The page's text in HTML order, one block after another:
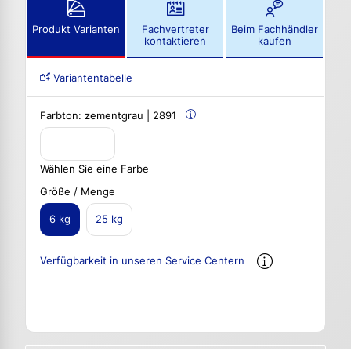
Produkt Varianten
Fachvertreter
kontaktieren
Beim Fachhändler
kaufen
Variantentabelle
Farbton: zementgrau | 2891
Wählen Sie eine Farbe
Größe / Menge
6 kg 25 kg
Verfügbarkeit in unseren Service Centern